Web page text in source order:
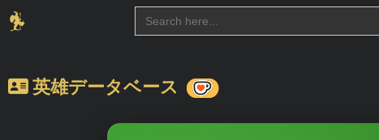
Search
for:
英雄データベース